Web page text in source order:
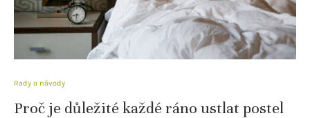
Rady a návody
Proč je důležité každé ráno ustlat postel